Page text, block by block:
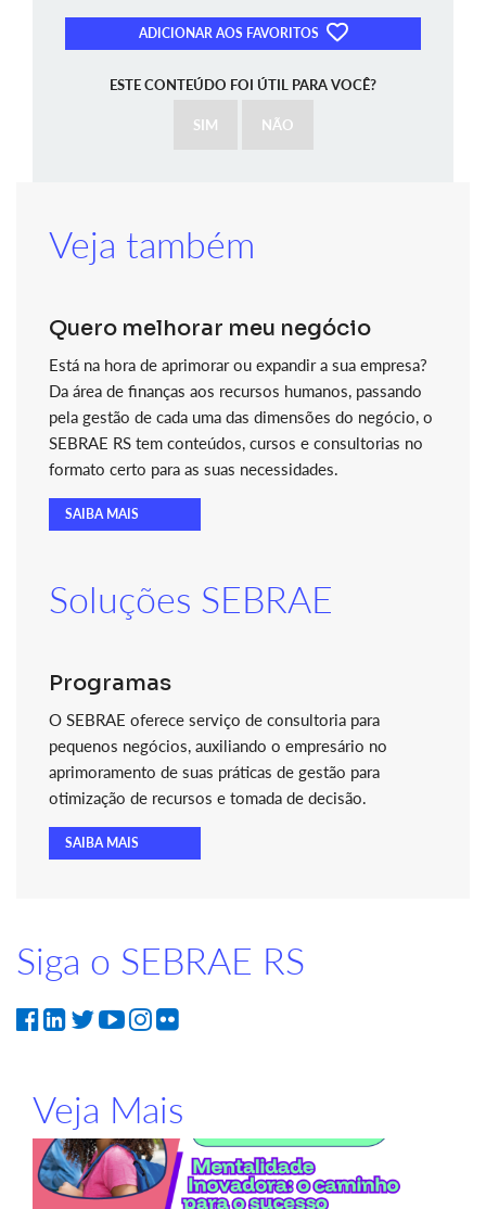
ADICIONAR AOS FAVORITOS
ESTE CONTEÚDO FOI ÚTIL PARA VOCÊ?
SIM NÃO
Veja também
Quero melhorar meu negócio
Está na hora de aprimorar ou expandir a sua empresa?
Da área de finanças aos recursos humanos, passando
pela gestão de cada uma das dimensões do negócio, o
SEBRAE RS tem conteúdos, cursos e consultorias no
formato certo para as suas necessidades.
SAIBA MAIS
Soluções SEBRAE
Programas
O SEBRAE oferece serviço de consultoria para
pequenos negócios, auxiliando o empresário no
aprimoramento de suas práticas de gestão para
otimização de recursos e tomada de decisão.
SAIBA MAIS
Siga o SEBRAE RS
Veja Mais